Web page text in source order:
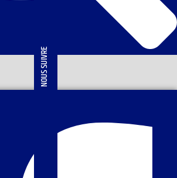
NOUS SUIVRE